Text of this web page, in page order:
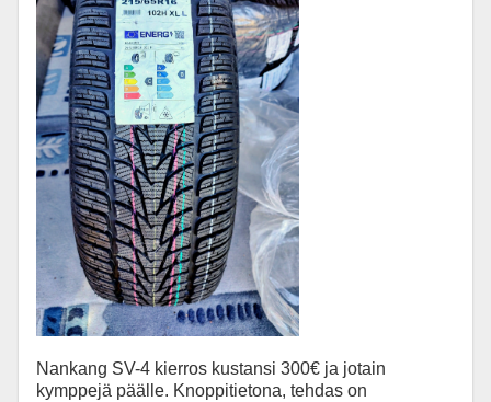
Nankang SV-4 kierros kustansi 300€ ja jotain
kymppejä päälle. Knoppitietona, tehdas on